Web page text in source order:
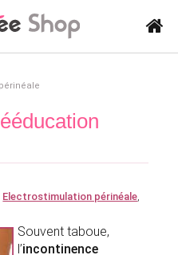
Electrostimulation périnéale
Souvent taboue,
l’incontinence